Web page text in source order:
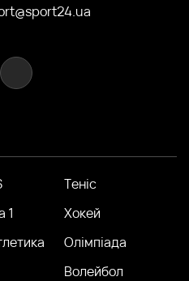
Теніс
1
Хокей
Олімпіада
Волейбол